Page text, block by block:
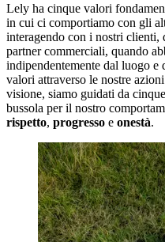
Lely ha cinque valori
in cui ci comportiamo con gli
interagendo con i nostri
partner commerciali, quando
indipendentemente dal luogo e
valori attraverso le nostre
visione, siamo guidati da
bussola per il nostro
rispetto, progresso e onestà.